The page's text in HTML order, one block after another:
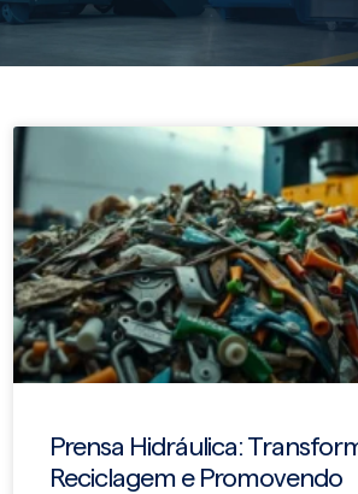
Prensa Hidráulica:
Reciclagem e Promovendo